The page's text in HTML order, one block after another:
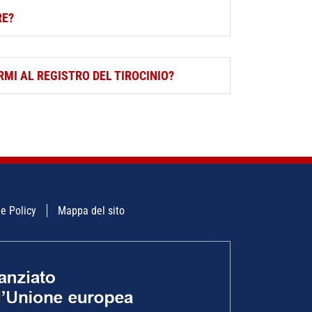
il certificato perde efficacia il competente
AL REGISTRO DEL TIROCINIO?
Policy Mappa del sito